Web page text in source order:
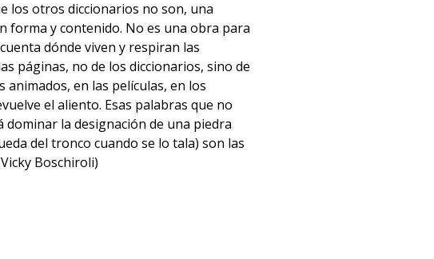
los otros diccionarios no son, una
forma y contenido. No es una obra para
dónde viven y respiran las
páginas, no de los diccionarios, sino de
en las películas, en los
el aliento. Esas palabras que no
dominar la designación de una piedra
del tronco cuando se lo tala) son las
Boschiroli)